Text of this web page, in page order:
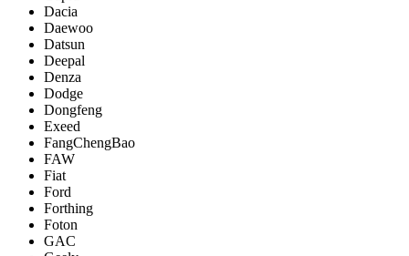
Dacia
Daewoo
Datsun
Deepal
Denza
Dodge
Dongfeng
Exeed
FangChengBao
FAW
Fiat
Ford
Forthing
Foton
GAC